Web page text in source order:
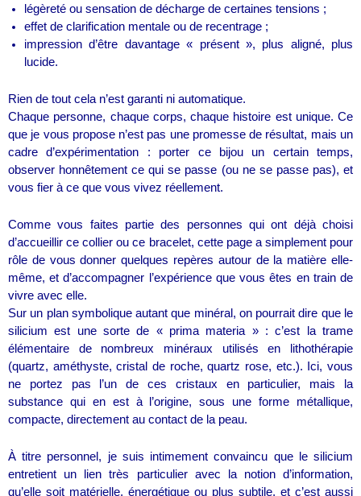
légèreté ou sensation de décharge de certaines tensions ;
effet de clarification mentale ou de recentrage ;
impression d’être davantage « présent », plus aligné, plus
lucide.
Rien de tout cela n’est garanti ni automatique.
Chaque personne, chaque corps, chaque histoire est unique. Ce
que je vous propose n’est pas une promesse de résultat, mais un
cadre d’expérimentation : porter ce bijou un certain temps,
observer honnêtement ce qui se passe (ou ne se passe pas), et
vous fier à ce que vous vivez réellement.
Comme vous faites partie des personnes qui ont déjà choisi
d’accueillir ce collier ou ce bracelet, cette page a simplement pour
rôle de vous donner quelques repères autour de la matière elle-
même, et d’accompagner l’expérience que vous êtes en train de
vivre avec elle.
Sur un plan symbolique autant que minéral, on pourrait dire que le
silicium est une sorte de « prima materia » : c’est la trame
élémentaire de nombreux minéraux utilisés en lithothérapie
(quartz, améthyste, cristal de roche, quartz rose, etc.). Ici, vous
ne portez pas l’un de ces cristaux en particulier, mais la
substance qui en est à l’origine, sous une forme métallique,
compacte, directement au contact de la peau.
À titre personnel, je suis intimement convaincu que le silicium
entretient un lien très particulier avec la notion d’information,
qu’elle soit matérielle, énergétique ou plus subtile, et c’est aussi